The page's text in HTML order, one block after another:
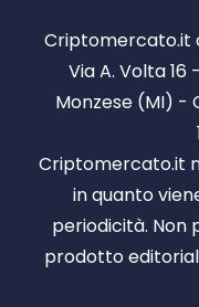
Criptomercato.it
Via A. Volta 16
Monzese (MI) -
Criptomercato.it
in quanto
periodicità. Non
prodotto